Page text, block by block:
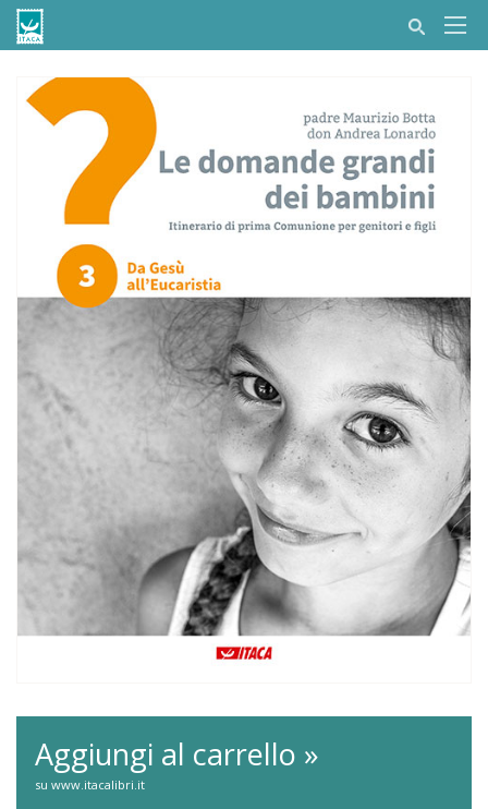
Aggiungi al carrello »
su www.itacalibri.it